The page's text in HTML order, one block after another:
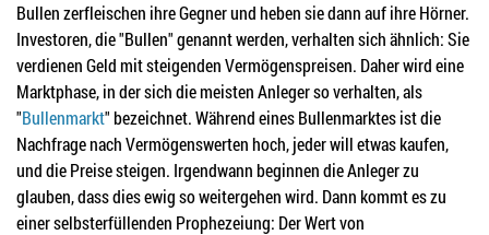
Bullen zerfleischen ihre Gegner und heben sie dann auf ihre Hörner.
Investoren, die "Bullen" genannt werden, verhalten sich ähnlich: Sie
verdienen Geld mit steigenden Vermögenspreisen. Daher wird eine
Marktphase, in der sich die meisten Anleger so verhalten, als
"Bullenmarkt" bezeichnet. Während eines Bullenmarktes ist die
Nachfrage nach Vermögenswerten hoch, jeder will etwas kaufen,
und die Preise steigen. Irgendwann beginnen die Anleger zu
glauben, dass dies ewig so weitergehen wird. Dann kommt es zu
einer selbsterfüllenden Prophezeiung: Der Wert von